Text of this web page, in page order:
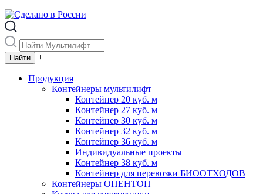
+
Продукция
Контейнеры мультилифт
Контейнер 20 куб. м
Контейнер 27 куб. м
Контейнер 30 куб. м
Контейнер 32 куб. м
Контейнер 36 куб. м
Индивидуальные проекты
Контейнер 38 куб. м
Контейнер для перевозки БИООТХОДОВ
Контейнеры ОПЕНТОП